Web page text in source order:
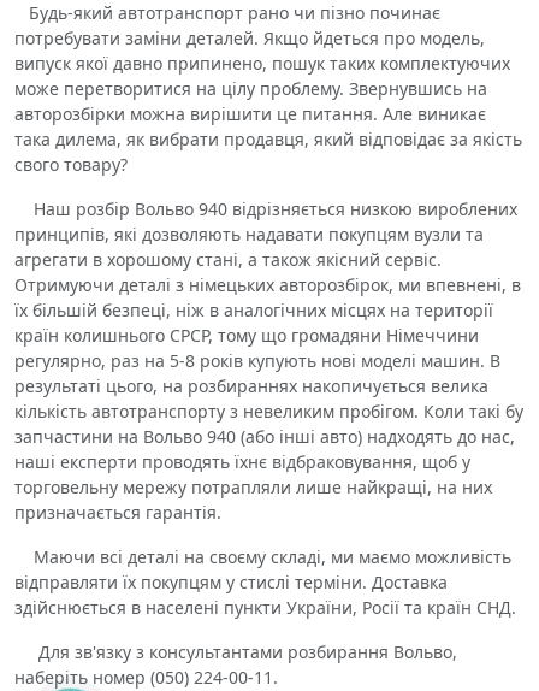
Будь-який автотранспорт рано чи пізно починає
потребувати заміни деталей. Якщо йдеться про модель,
випуск якої давно припинено, пошук таких комплектуючих
може перетворитися на цілу проблему. Звернувшись на
авторозбірки можна вирішити це питання. Але виникає
така дилема, як вибрати продавця, який відповідає за якість
свого товару?
Наш розбір Вольво 940 відрізняється низкою вироблених
принципів, які дозволяють надавати покупцям вузли та
агрегати в хорошому стані, а також якісний сервіс.
Отримуючи деталі з німецьких авторозбірок, ми впевнені, в
їх більшій безпеці, ніж в аналогічних місцях на території
країн колишнього СРСР, тому що громадяни Німеччини
регулярно, раз на 5-8 років купують нові моделі машин. В
результаті цього, на розбираннях накопичується велика
кількість автотранспорту з невеликим пробігом. Коли такі бу
запчастини на Вольво 940 (або інші авто) надходять до нас,
наші експерти проводять їхнє відбраковування, щоб у
торговельну мережу потрапляли лише найкращі, на них
призначається гарантія.
Маючи всі деталі на своєму складі, ми маємо можливість
відправляти їх покупцям у стислі терміни. Доставка
здійснюється в населені пункти України, Росії та країн СНД.
Для зв'язку з консультантами розбирання Вольво,
наберіть номер (050) 224-00-11.